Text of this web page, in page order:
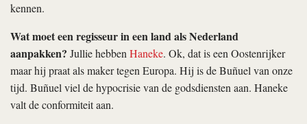
kennen.
Wat moet een regisseur in een land als Nederland
aanpakken? Jullie hebbenHaneke. Ok, dat is een Oostenrijker
maar hij praat als maker tegen Europa. Hij is de Buñuel van onze
tijd. Buñuel viel de hypocrisie van de godsdiensten aan. Haneke
valt de conformiteit aan.